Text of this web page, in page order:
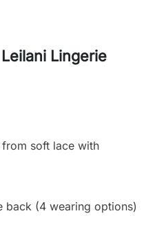
Lingerie
soft lace with
back (4 wearing options)